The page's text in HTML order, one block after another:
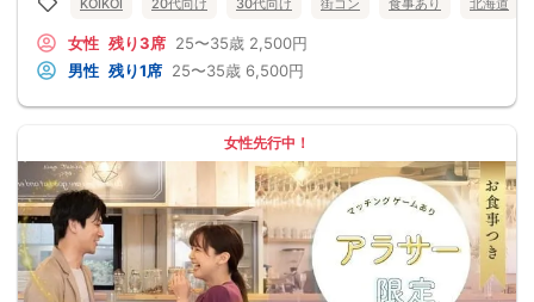
KOIKOI 20代向け 30代向け 街コン 食事あり 北海道
女性 残り3席 25〜35歳 2,500円
男性 残り1席 25〜35歳 6,500円
女性先行中！